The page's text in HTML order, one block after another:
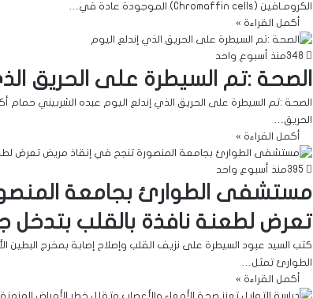
الكرومـافين (Chromaffin cells) الموجودة عادة في…
أكمل القراءة »
منذ أسبوع واحد
الصحة :تم السيطرة على الحريق
الصحة :تم السيطرة على الحريق الذي إندلع اليوم عبده الشربيني حمام
الحريق…
أكمل القراءة »
منذ أسبوع واحد
مستشفى الطوارئ بجامعة
تعرض لطعنة نافذة بالقلب بتدخل
كتب السيد عبود السيطرة على نزيف القلب وإصلاح إصابة بمخرج البطين
الطوارئ تمثل…
أكمل القراءة »